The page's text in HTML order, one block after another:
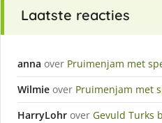
Laatste reacties
anna over Pruimenjam met
Wilmie over Pruimenjam met
HarryLohr over Gevuld Turks